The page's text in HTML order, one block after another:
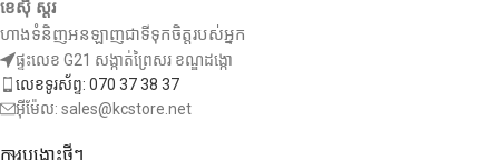
ខេស៊ី ស្តរ
ហាងទំនិញអនឡាញជាទីទុកចិត្តរបស់អ្នក
ផ្ទះលេខ G21 សង្កាត់ព្រៃសរ ខណ្ឌដង្កោ
លេខទូរស័ព្ទ: 070 37 38 37
អ៊ីម៉ែល: sales@kcstore.net
ការបង្ហោះថ្មីៗ